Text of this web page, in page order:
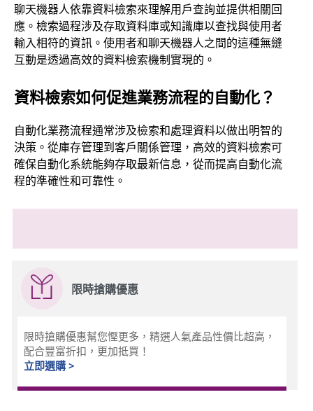
聊天機器人依靠資料檢索來理解用戶查詢並提供相關回
應。檢索過程涉及存取資料庫或知識庫以查找與使用者
輸入相符的資訊。使用者和聊天機器人之間的這種無縫
互動是透過高效的資料檢索機制實現的。
資料檢索如何促進業務流程的自動化？
自動化業務流程通常涉及檢索和處理資料以做出明智的
決策。從庫存管理到客戶關係管理，高效的資料檢索可
確保自動化系統能夠存取最新信息，從而提高自動化流
程的準確性和可靠性。
限時搶購優惠
限時搶購優惠幫您慳更多，精選人氣產品性價比超高，
配合豐富折扣，更加抵買！
立即選購 >